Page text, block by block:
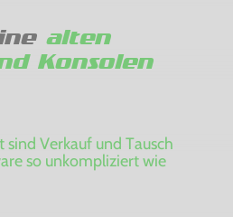
alten
Konsolen
sind Verkauf und Tausch
so unkompliziert wie